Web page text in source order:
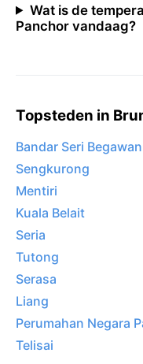
Wat is de
Panchor vandaag?
Topsteden in
Bandar Seri Begawan
Sengkurong
Mentiri
Kuala Belait
Seria
Tutong
Serasa
Liang
Perumahan Negara
Telisai